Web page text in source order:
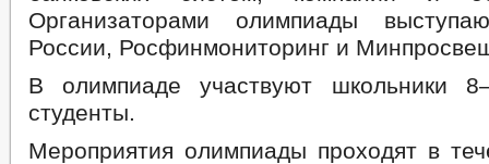
Организаторами олимпиады
России, Росфинмониторинг и
В олимпиаде участвуют школьники
студенты.
Мероприятия олимпиады проходят в